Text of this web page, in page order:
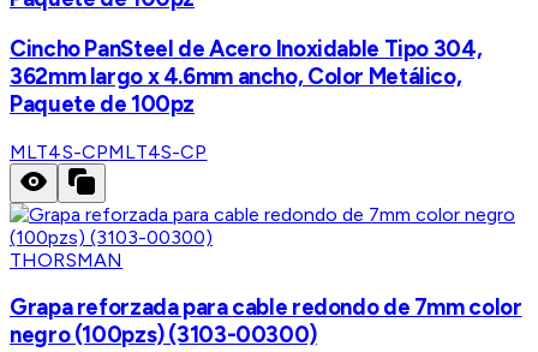
Cincho PanSteel de Acero Inoxidable Tipo 304,
362mm largo x 4.6mm ancho, Color Metálico,
Paquete de 100pz
MLT4S-CPMLT4S-CP
THORSMAN
Grapa reforzada para cable redondo de 7mm color
negro (100pzs) (3103-00300)